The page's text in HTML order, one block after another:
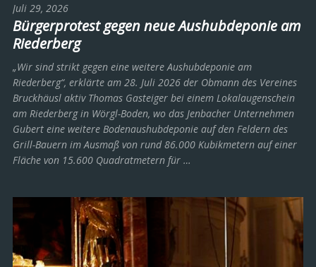
Juli 29, 2026
Bürgerprotest gegen neue Aushubdeponie am
Riederberg
„Wir sind strikt gegen eine weitere Aushubdeponie am
Riederberg“, erklärte am 28. Juli 2026 der Obmann des Vereines
Bruckhäusl aktiv Thomas Gasteiger bei einem Lokalaugenschein
am Riederberg in Wörgl-Boden, wo das Jenbacher Unternehmen
Gubert eine weitere Bodenaushubdeponie auf den Feldern des
Grill-Bauern im Ausmaß von rund 86.000 Kubikmetern auf einer
Fläche von 15.600 Quadratmetern für …